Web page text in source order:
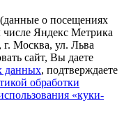
о посещениях
числе Яндекс Метрика
Москва, ул. Льва
сайт, Вы даете
данных, подтверждаете
обработки
«куки-